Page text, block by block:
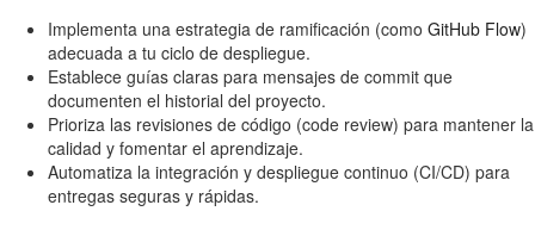
Implementa una estrategia de ramificación (como GitHub Flow)
adecuada a tu ciclo de despliegue.
Establece guías claras para mensajes de commit que
documenten el historial del proyecto.
Prioriza las revisiones de código (code review) para mantener la
calidad y fomentar el aprendizaje.
Automatiza la integración y despliegue continuo (CI/CD) para
entregas seguras y rápidas.